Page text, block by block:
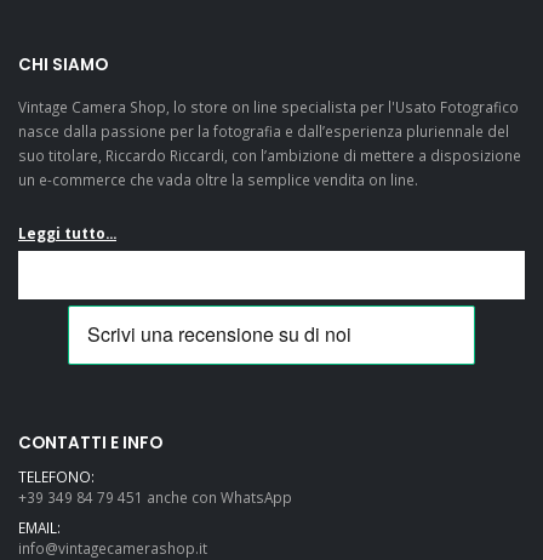
CHI SIAMO
Vintage Camera Shop, lo store on line specialista per l'Usato Fotografico
nasce dalla passione per la fotografia e dall’esperienza pluriennale del
suo titolare, Riccardo Riccardi, con l’ambizione di mettere a disposizione
un e-commerce che vada oltre la semplice vendita on line.
Leggi tutto...
CONTATTI E INFO
TELEFONO:
+39 349 84 79 451 anche con WhatsApp
EMAIL:
info@vintagecamerashop.it